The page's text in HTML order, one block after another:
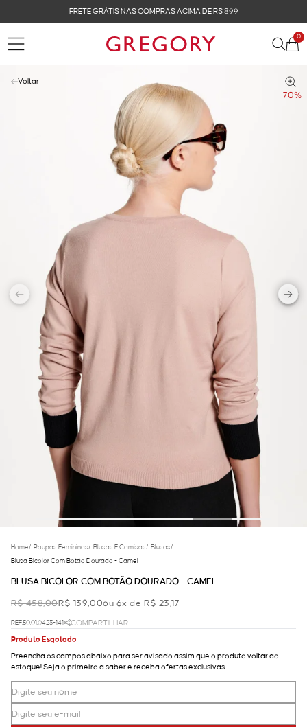
FRETE GRÁTIS NAS COMPRAS ACIMA DE R$ 899
0
- 70%
Voltar
Home/ Roupas Femininas/ Blusas E Camisas/ Blusas/
Blusa Bicolor Com Botão Dourado - Camel
BLUSA BICOLOR COM BOTÃO DOURADO - CAMEL
R$ 458,00R$ 139,00ou 6x de R$ 23,17
REF.50.01.0423-141
COMPARTILHAR
Produto Esgotado
Preencha os campos abaixo para ser avisado assim que o produto voltar ao
estoque! Seja o primeiro a saber e receba ofertas exclusivas.